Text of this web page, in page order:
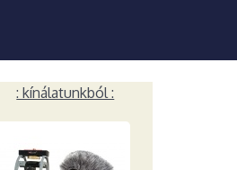
: kínálatunkból :